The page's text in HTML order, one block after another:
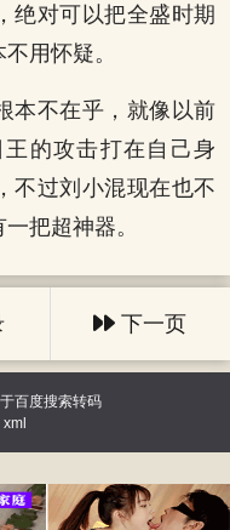
绝对可以把全盛时期
用怀疑。
本不在乎，就像以前
的攻击打在自己身
不过刘小混现在也不
把超神器。
下一页
百度搜索转码
xml